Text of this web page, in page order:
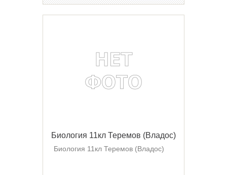
Биология 11кл Теремов (Владос)
Биология 11кл Теремов (Владос)